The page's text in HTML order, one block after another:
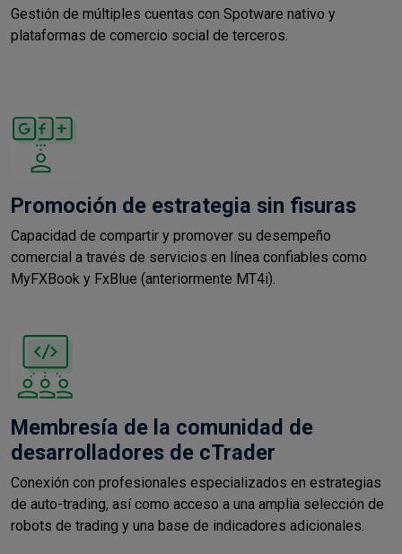
Gestión de múltiples cuentas con Spotware nativo y
plataformas de comercio social de terceros.
Promoción de estrategia sin fisuras
Capacidad de compartir y promover su desempeño
comercial a través de servicios en línea confiables como
MyFXBook y FxBlue (anteriormente MT4i).
Membresía de la comunidad de
desarrolladores de cTrader
Conexión con profesionales especializados en estrategias
de auto-trading, así como acceso a una amplia selección de
robots de trading y una base de indicadores adicionales.